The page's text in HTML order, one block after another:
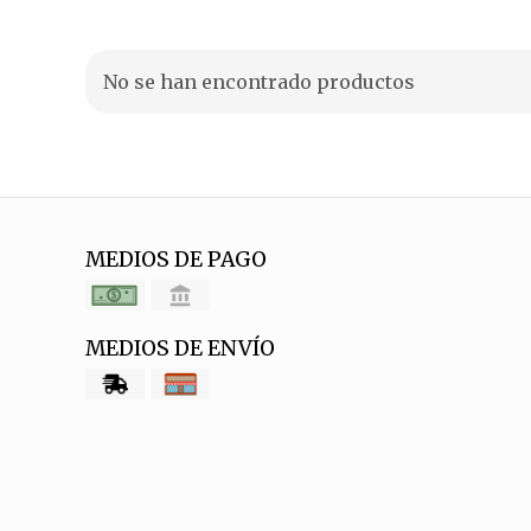
No se han encontrado productos
MEDIOS DE PAGO
MEDIOS DE ENVÍO